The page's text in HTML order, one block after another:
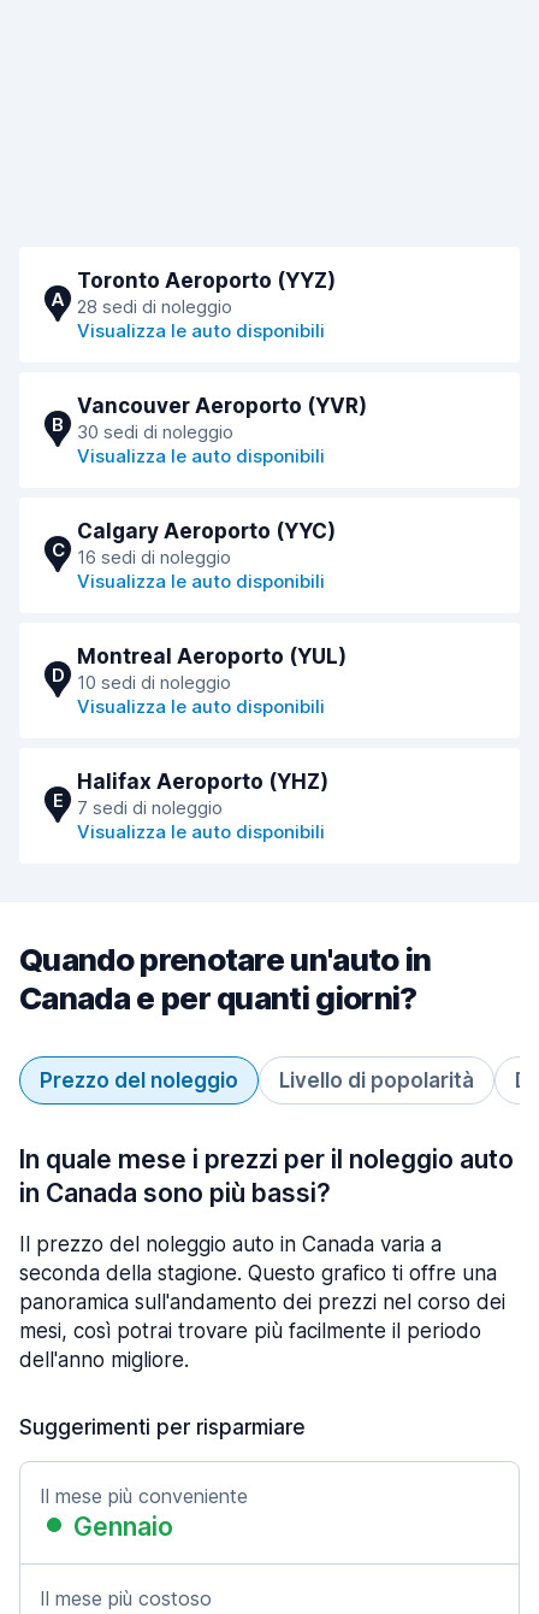
A
Toronto Aeroporto (YYZ)
28 sedi di noleggio
Visualizza le auto disponibili
B
Vancouver Aeroporto (YVR)
30 sedi di noleggio
Visualizza le auto disponibili
C
Calgary Aeroporto (YYC)
16 sedi di noleggio
Visualizza le auto disponibili
D
Montreal Aeroporto (YUL)
10 sedi di noleggio
Visualizza le auto disponibili
E
Halifax Aeroporto (YHZ)
7 sedi di noleggio
Visualizza le auto disponibili
Quando prenotare un'auto in
Canada e per quanti giorni?
Prezzo del noleggio Livello di popolarità
In quale mese i prezzi per il noleggio auto
in Canada sono più bassi?
Il prezzo del noleggio auto in Canada varia a
seconda della stagione. Questo grafico ti offre una
panoramica sull'andamento dei prezzi nel corso dei
mesi, così potrai trovare più facilmente il periodo
dell'anno migliore.
Suggerimenti per risparmiare
Il mese più conveniente
Gennaio
Il mese più costoso